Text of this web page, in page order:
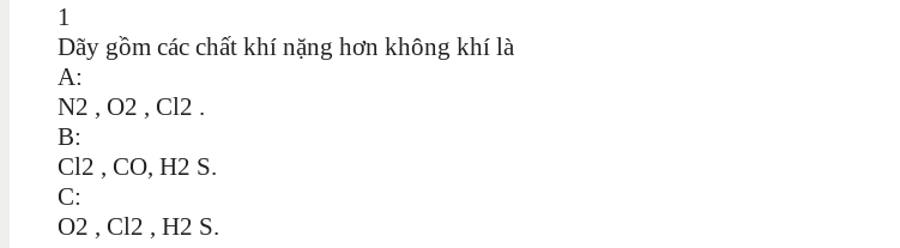
1
Dãy gồm các chất khí nặng hơn không khí là
A:
N2 , O2 , Cl2 .
B:
Cl2 , CO, H2 S.
C:
O2 , Cl2 , H2 S.